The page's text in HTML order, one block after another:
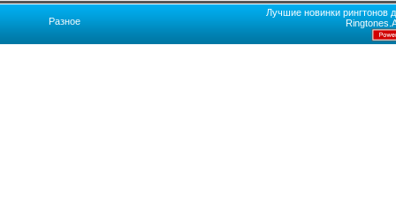
Разное
Лучшие новинки рингтонов